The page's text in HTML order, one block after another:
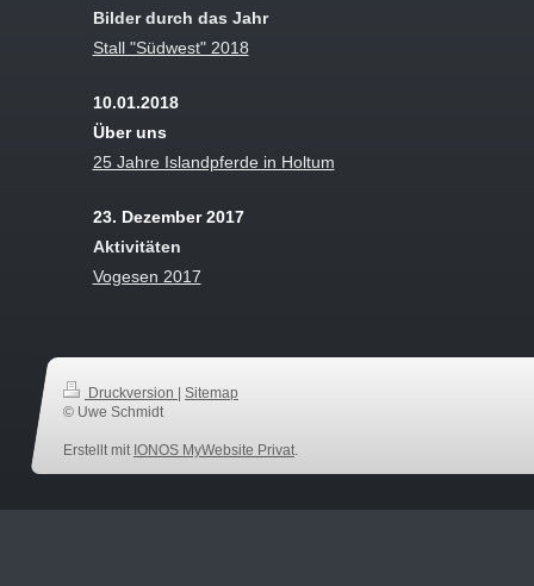
Bilder durch das Jahr
Stall "Südwest" 2018
10.01.2018
Über uns
25 Jahre Islandpferde in Holtum
23. Dezember 2017
Aktivitäten
Vogesen 2017
Druckversion
Sitemap
© Uwe Schmidt
Erstellt mit IONOS MyWebsite Privat.